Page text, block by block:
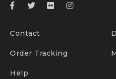
Contact
Order Tracking
Help